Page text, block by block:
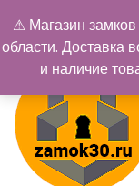
содержимому
⚠ Магазин
области. Доставка
и наличие